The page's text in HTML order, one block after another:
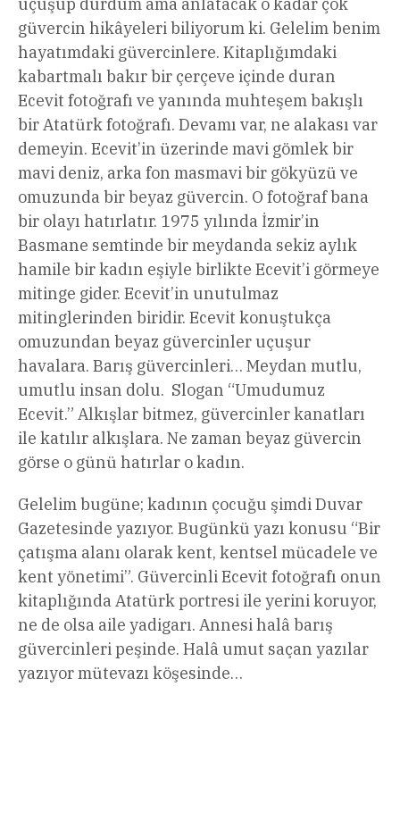
uçuşup durdum ama anlatacak o kadar çok
güvercin hikâyeleri biliyorum ki. Gelelim benim
hayatımdaki güvercinlere. Kitaplığımdaki
kabartmalı bakır bir çerçeve içinde duran
Ecevit fotoğrafı ve yanında muhteşem bakışlı
bir Atatürk fotoğrafı. Devamı var, ne alakası var
demeyin. Ecevit’in üzerinde mavi gömlek bir
mavi deniz, arka fon masmavi bir gökyüzü ve
omuzunda bir beyaz güvercin. O fotoğraf bana
bir olayı hatırlatır. 1975 yılında İzmir’in
Basmane semtinde bir meydanda sekiz aylık
hamile bir kadın eşiyle birlikte Ecevit’i görmeye
mitinge gider. Ecevit’in unutulmaz
mitinglerinden biridir. Ecevit konuştukça
omuzundan beyaz güvercinler uçuşur
havalara. Barış güvercinleri… Meydan mutlu,
umutlu insan dolu. Slogan “Umudumuz
Ecevit.” Alkışlar bitmez, güvercinler kanatları
ile katılır alkışlara. Ne zaman beyaz güvercin
görse o günü hatırlar o kadın.
Gelelim bugüne; kadının çocuğu şimdi Duvar
Gazetesinde yazıyor. Bugünkü yazı konusu “Bir
çatışma alanı olarak kent, kentsel mücadele ve
kent yönetimi”. Güvercinli Ecevit fotoğrafı onun
kitaplığında Atatürk portresi ile yerini koruyor,
ne de olsa aile yadigarı. Annesi halâ barış
güvercinleri peşinde. Halâ umut saçan yazılar
yazıyor mütevazı köşesinde…